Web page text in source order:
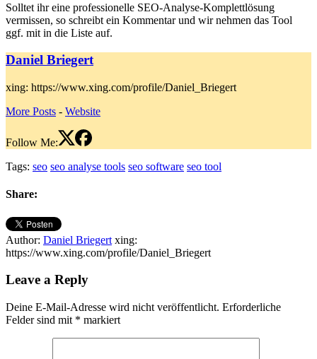
Solltet ihr eine professionelle SEO-Analyse-Komplettlösung
vermissen, so schreibt ein Kommentar und wir nehmen das Tool
ggf. mit in die Liste auf.
Daniel Briegert
xing: https://www.xing.com/profile/Daniel_Briegert
More Posts - Website
Follow Me:
Tags: seo seo analyse tools seo software seo tool
Share:
Author: Daniel Briegert xing:
https://www.xing.com/profile/Daniel_Briegert
Leave a Reply
Deine E-Mail-Adresse wird nicht veröffentlicht. Erforderliche
Felder sind mit * markiert